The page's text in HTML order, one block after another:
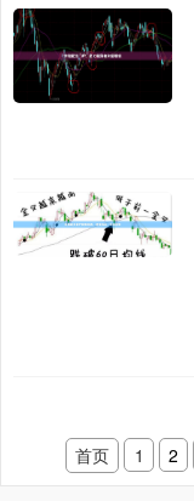
首页 1 2